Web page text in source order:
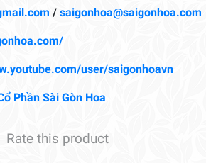
/ saigonhoa@saigonhoa.com
user/saigonhoavn
Phần Sài Gòn Hoa
Rate this product